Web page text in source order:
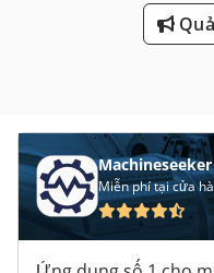
Machineseeker
Miễn phí tại cửa